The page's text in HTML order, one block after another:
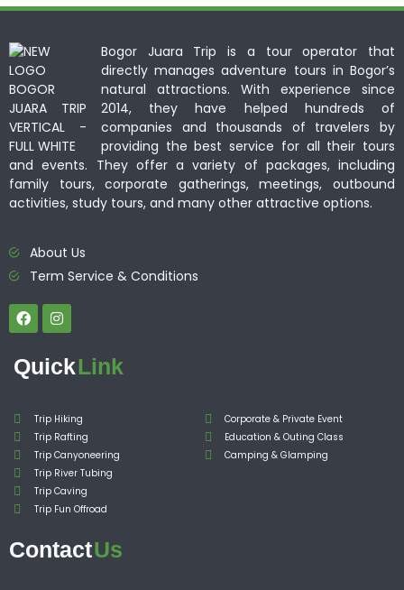
Bogor Juara Trip is a tour operator that
directly manages adventure tours in Bogor’s
natural attractions. With experience since
2014, they have helped hundreds of
companies and thousands of travelers by
providing the best service for all their tours
and events. They offer a variety of packages, including
family tours, corporate gatherings, meetings, outbound
activities, study tours, and many other attractive options.
About Us
Term Service & Conditions
QuickLink
Trip Hiking
Trip Rafting
Trip Canyoneering
Trip River Tubing
Trip Caving
Trip Fun Offroad
Corporate & Private Event
Education & Outing Class
Camping & Glamping
ContactUs